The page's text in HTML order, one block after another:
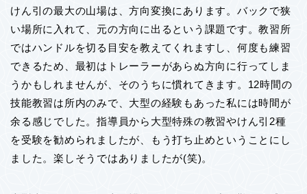
けん引の最大の山場は、方向変換にあります。バックで狭
い場所に入れて、元の方向に出るという課題です。教習所
ではハンドルを切る目安を教えてくれますし、何度も練習
できるため、最初はトレーラーがあらぬ方向に行ってしま
うかもしれませんが、そのうちに慣れてきます。12時間の
技能教習は所内のみで、大型の経験もあった私には時間が
余る感じでした。指導員から大型特殊の教習やけん引2種
を受験を勧められましたが、もう打ち止めということにし
ました。楽しそうではありましたが(笑)。